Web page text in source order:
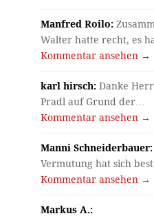
Manfred Roilo:
Walter hatte recht, es
Kommentar ansehen →
karl hirsch: Danke
Pradl auf Grund der…
Kommentar ansehen →
Manni Schneiderbauer:
Vermutung hat sich
Kommentar ansehen →
Markus A.: